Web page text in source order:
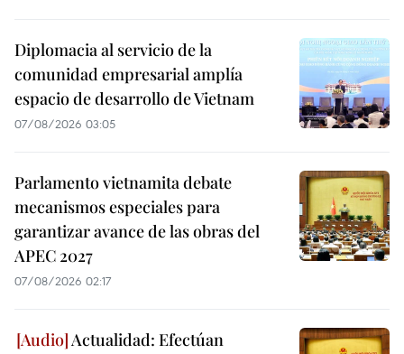
Diplomacia al servicio de la
comunidad empresarial amplía
espacio de desarrollo de Vietnam
07/08/2026 03:05
Parlamento vietnamita debate
mecanismos especiales para
garantizar avance de las obras del
APEC 2027
07/08/2026 02:17
Actualidad: Efectúan